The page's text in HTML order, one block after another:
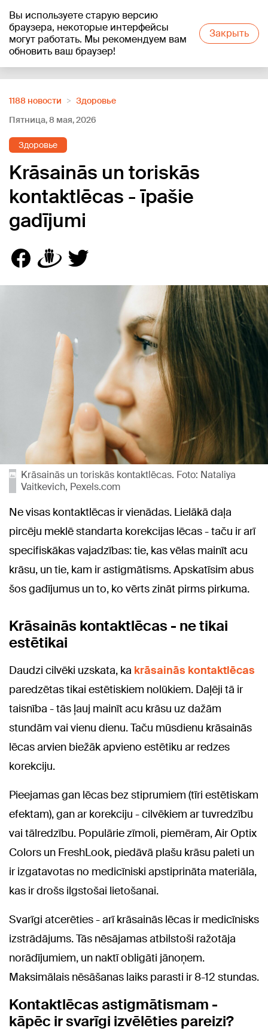
Вы используете старую версию
браузера, некоторые интерфейсы
могут работать. Мы рекомендуем вам
обновить ваш браузер!
Закрыть
+19°C
1188 новости
Здоровье
Пятница, 8 мая, 2026
Здоровье
Krāsainās un toriskās
kontaktlēcas - īpašie
gadījumi
Krāsainās un toriskās kontaktlēcas. Foto: Nataliya
Vaitkevich, Pexels.com
Ne visas kontaktlēcas ir vienādas. Lielākā daļa
pircēju meklē standarta korekcijas lēcas - taču ir arī
specifiskākas vajadzības: tie, kas vēlas mainīt acu
krāsu, un tie, kam ir astigmātisms. Apskatīsim abus
šos gadījumus un to, ko vērts zināt pirms pirkuma.
Krāsainās kontaktlēcas - ne tikai
estētikai
Daudzi cilvēki uzskata, ka krāsainās kontaktlēcas
paredzētas tikai estētiskiem nolūkiem. Daļēji tā ir
taisnība - tās ļauj mainīt acu krāsu uz dažām
stundām vai vienu dienu. Taču mūsdienu krāsainās
lēcas arvien biežāk apvieno estētiku ar redzes
korekciju.
Pieejamas gan lēcas bez stiprumiem (tīri estētiskam
efektam), gan ar korekciju - cilvēkiem ar tuvredzību
vai tālredzību. Populārie zīmoli, piemēram, Air Optix
Colors un FreshLook, piedāvā plašu krāsu paleti un
ir izgatavotas no medicīniski apstiprināta materiāla,
kas ir drošs ilgstošai lietošanai.
Svarīgi atcerēties - arī krāsainās lēcas ir medicīnisks
izstrādājums. Tās nēsājamas atbilstoši ražotāja
norādījumiem, un naktī obligāti jānoņem.
Maksimālais nēsāšanas laiks parasti ir 8-12 stundas.
Kontaktlēcas astigmātismam -
kāpēc ir svarīgi izvēlēties pareizi?